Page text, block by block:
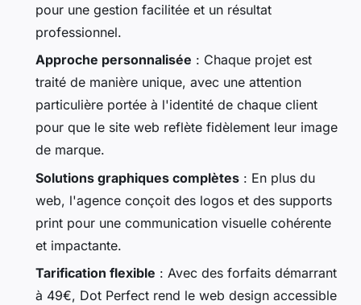
pour une gestion facilitée et un résultat
professionnel.
Approche personnalisée : Chaque projet est
traité de manière unique, avec une attention
particulière portée à l'identité de chaque client
pour que le site web reflète fidèlement leur image
de marque.
Solutions graphiques complètes : En plus du
web, l'agence conçoit des logos et des supports
print pour une communication visuelle cohérente
et impactante.
Tarification flexible : Avec des forfaits démarrant
à 49€, Dot Perfect rend le web design accessible